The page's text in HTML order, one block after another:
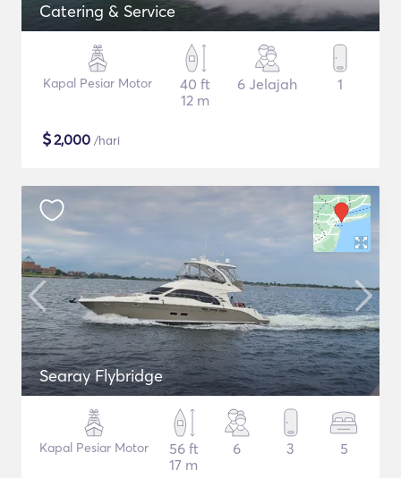
Catering & Service
Kapal Pesiar Motor
40 ft
12 m
6 Jelajah 1
$2,000 /hari
Searay Flybridge
Kapal Pesiar Motor
56 ft
17 m
6 3 5